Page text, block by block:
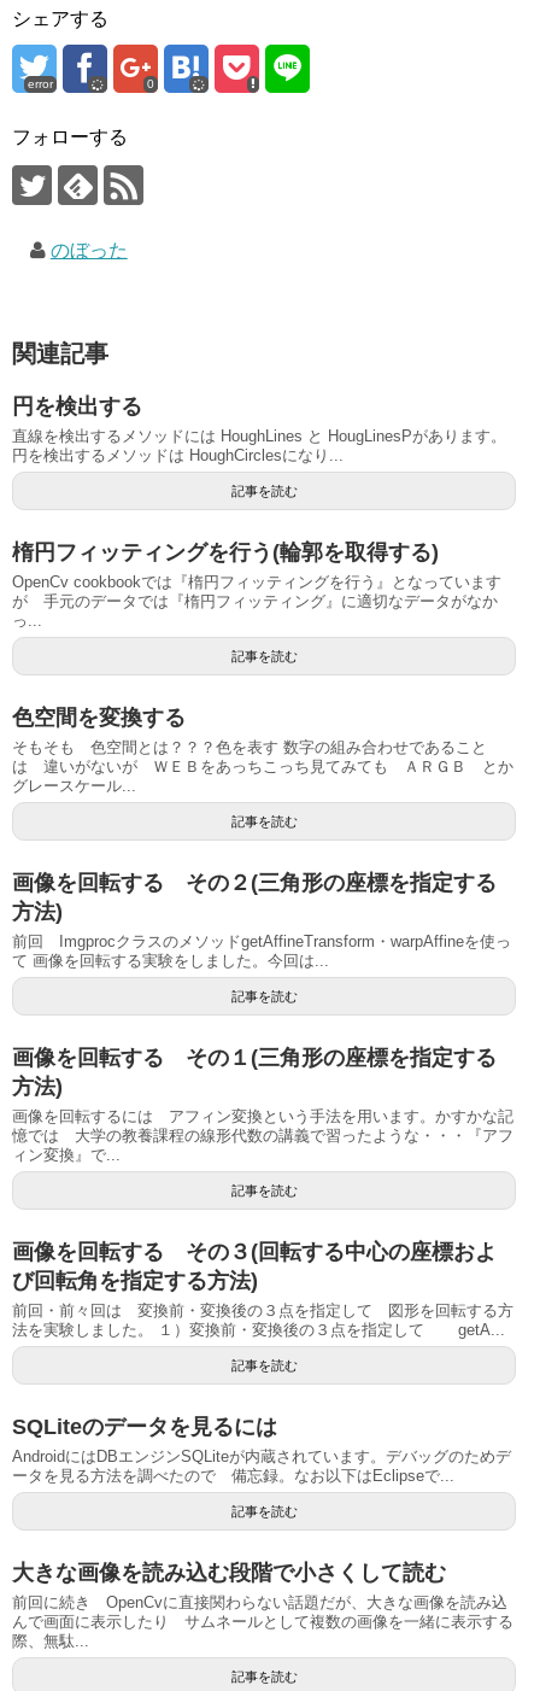
シェアする
error 0
フォローする
のぼった
関連記事
円を検出する
直線を検出するメソッドには HoughLines と HougLinesPがあります。
円を検出するメソッドは HoughCirclesになり...
記事を読む
楕円フィッティングを行う(輪郭を取得する)
OpenCv cookbookでは『楕円フィッティングを行う』となっています
が 手元のデータでは『楕円フィッティング』に適切なデータがなか
っ...
記事を読む
色空間を変換する
そもそも 色空間とは？？？色を表す 数字の組み合わせであること
は 違いがないが ＷＥＢをあっちこっち見てみても ＡＲＧＢ とか
グレースケール...
記事を読む
画像を回転する その２(三角形の座標を指定する
方法)
前回 ImgprocクラスのメソッドgetAffineTransform・warpAffineを使っ
て 画像を回転する実験をしました。今回は...
記事を読む
画像を回転する その１(三角形の座標を指定する
方法)
画像を回転するには アフィン変換という手法を用います。かすかな記
憶では 大学の教養課程の線形代数の講義で習ったような・・・『アフ
ィン変換』で...
記事を読む
画像を回転する その３(回転する中心の座標およ
び回転角を指定する方法)
前回・前々回は 変換前・変換後の３点を指定して 図形を回転する方
法を実験しました。 １）変換前・変換後の３点を指定して getA...
記事を読む
SQLiteのデータを見るには
AndroidにはDBエンジンSQLiteが内蔵されています。デバッグのためデ
ータを見る方法を調べたので 備忘録。なお以下はEclipseで...
記事を読む
大きな画像を読み込む段階で小さくして読む
前回に続き OpenCvに直接関わらない話題だが、大きな画像を読み込
んで画面に表示したり サムネールとして複数の画像を一緒に表示する
際、無駄...
記事を読む